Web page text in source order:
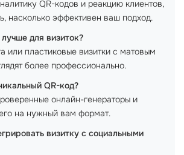
QR-кодов и реакцию клиентов,
насколько эффективен ваш подход.
для визиток?
или пластиковые визитки с матовым
более профессионально.
QR-код?
онлайн-генераторы и
на нужный вам формат.
визитку с социальными